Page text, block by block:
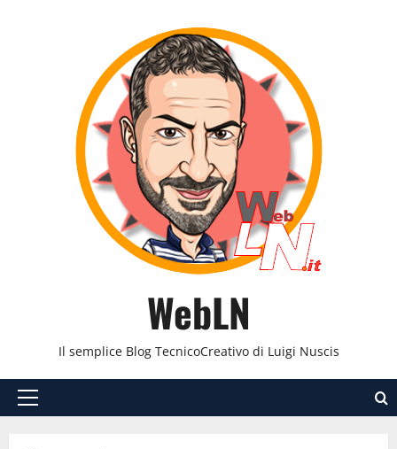
WebLN
Il semplice Blog TecnicoCreativo di Luigi Nuscis
Menu